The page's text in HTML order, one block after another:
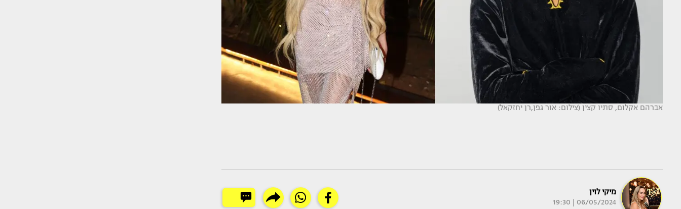
אברהם אקלום, סתיו קצין (צילום: אור גפן,רן יחזקאל)
מיקי לוין
06/05/2024 | 19:30